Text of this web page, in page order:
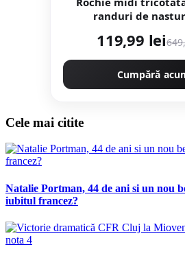
randuri de
119,99 lei
Cumpără
Cele mai citite
Natalie Portman, 44 de ani si un nou
iubitul francez?